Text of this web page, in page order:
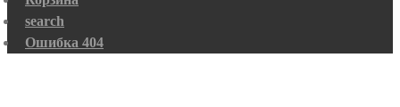
search
Ошибка 404